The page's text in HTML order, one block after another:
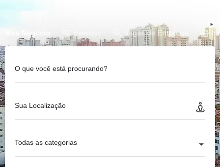
Meu Negócio Vagas de Emprego
O que você está procurando?
Sua Localização
Todas as categorias